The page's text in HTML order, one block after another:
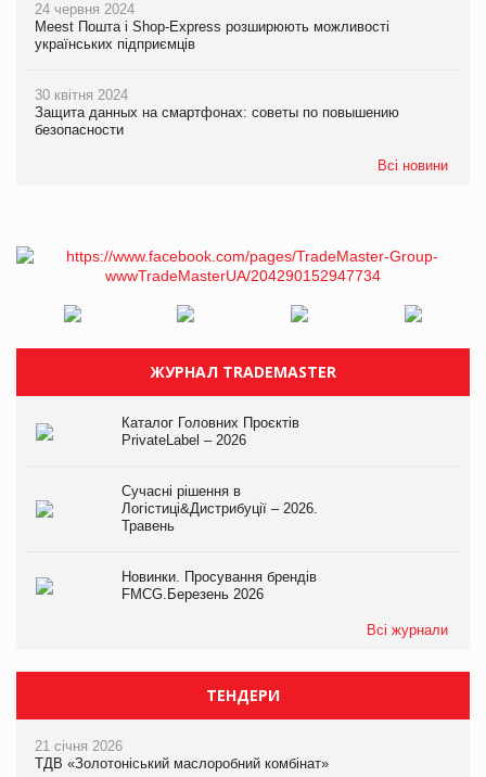
24 червня 2024
Meest Пошта і Shop-Express розширюють можливості
українських підприємців
30 квітня 2024
Защита данных на смартфонах: советы по повышению
безопасности
Всі новини
ЖУРНАЛ TRADEMASTER
Каталог Головних Проєктів
PrivateLabel – 2026
Сучасні рішення в
Логістиці&Дистрибуції – 2026.
Травень
Новинки. Просування брендів
FMCG.Березень 2026
Всі журнали
ТЕНДЕРИ
21 січня 2026
ТДВ «Золотоніський маслоробний комбінат»